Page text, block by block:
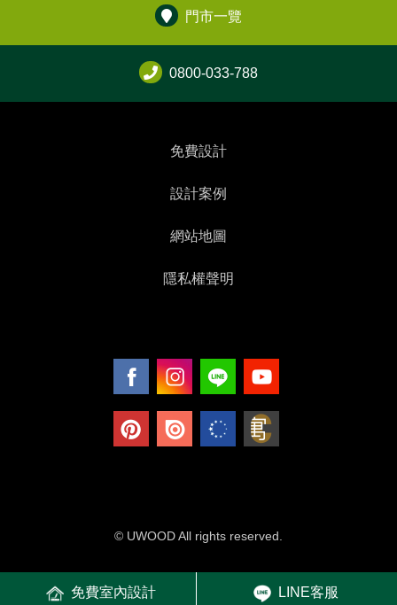
免費室內設計 LINE客服
門市一覽
0800-033-788
免費設計
設計案例
網站地圖
隱私權聲明
© UWOOD All rights reserved.